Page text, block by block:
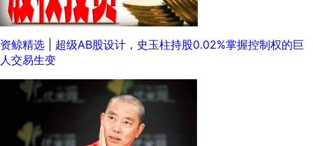
资鲸精选 | 超级AB股设计，史玉柱持股0.02%掌握控制权的巨
人交易生变